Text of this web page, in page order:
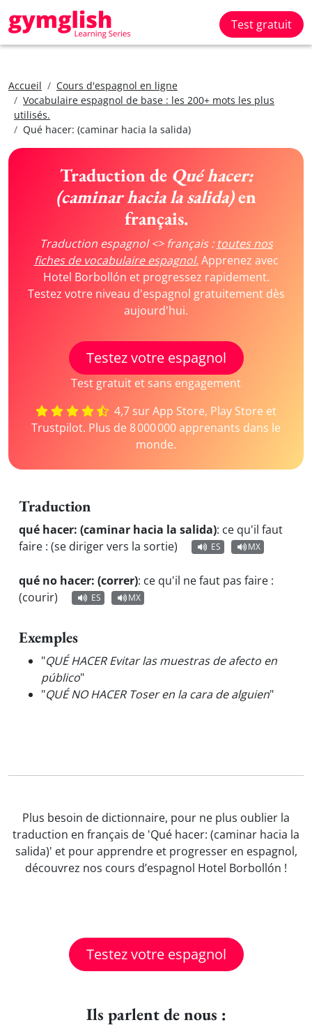
Test gratuit
Accueil
Cours d'espagnol en ligne
Vocabulaire espagnol de base : les 200+ mots les plus
utilisés.
Qué hacer: (caminar hacia la salida)
Traduction de Qué hacer:
(caminar hacia la salida)en
français.
Traduction espagnol <> français : toutes nos
fiches de vocabulaire espagnol.Apprenez avec
Hotel Borbollón et progressez rapidement.
Testez votre niveau d'espagnol gratuitement dès
aujourd'hui.
Testez votre espagnol
Test gratuit et sans engagement
4,7 sur App Store, Play Store et
Trustpilot. Plus de 8 000 000 apprenants dans le
monde.
Traduction
qué hacer: (caminar hacia la salida): ce qu'il faut
faire : (se diriger vers la sortie)
ES MX
qué no hacer: (correr): ce qu'il ne faut pas faire :
(courir)
ES MX
Exemples
"QUÉ HACER Evitar las muestras de afecto en
público"
"QUÉ NO HACER Toser en la cara de alguien"
Plus besoin de dictionnaire, pour ne plus oublier la
traduction en français de 'Qué hacer: (caminar hacia la
salida)' et pour apprendre et progresser en espagnol,
découvrez nos cours d’espagnol Hotel Borbollón !
Testez votre espagnol
Ils parlent de nous :